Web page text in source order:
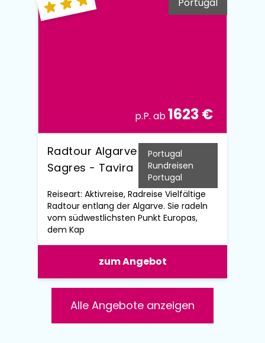
p.P. ab1623 €
Radtour Algarve
Sagres - Tavira
Portugal
Rundreisen
Portugal
Reiseart: Aktivreise, Radreise Vielfältige
Radtour entlang der Algarve. Sie radeln
vom südwestlichsten Punkt Europas,
dem Kap
zum Angebot
Alle Angebote anzeigen